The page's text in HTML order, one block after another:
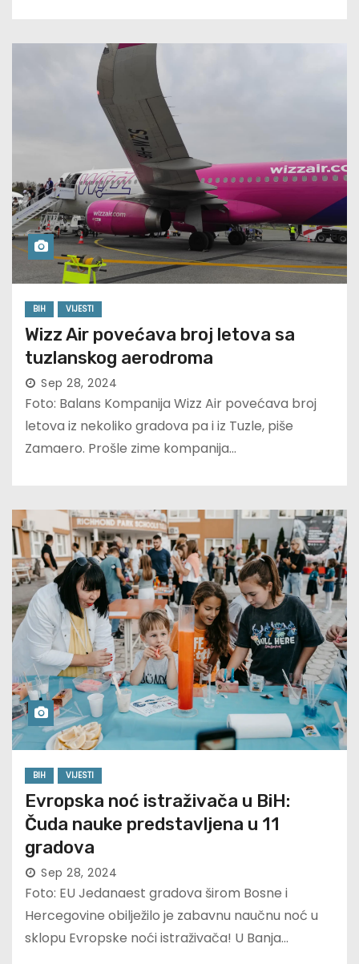
BIH VIJESTI
Wizz Air povećava broj letova sa
tuzlanskog aerodroma
Sep 28, 2024
Foto: Balans Kompanija Wizz Air povećava broj
letova iz nekoliko gradova pa i iz Tuzle, piše
Zamaero. Prošle zime kompanija…
BIH VIJESTI
Evropska noć istraživača u BiH:
Čuda nauke predstavljena u 11
gradova
Sep 28, 2024
Foto: EU Jedanaest gradova širom Bosne i
Hercegovine obilježilo je zabavnu naučnu noć u
sklopu Evropske noći istraživača! U Banja…